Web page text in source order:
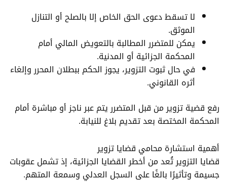
لا تسقط دعوى الحق الخاص إلا بالصلح أو التنازل
الموثق.
يمكن للمتضرر المطالبة بالتعويض المالي أمام
المحكمة الجزائية أو المدنية.
في حال ثبوت التزوير، يجوز الحكم ببطلان المحرر وإلغاء
أثره القانوني.
رفع قضية تزوير من قبل المتضرر يتم عبر ناجز أو مباشرة أمام
المحكمة المختصة بعد تقديم بلاغ للنيابة.
أهمية استشارة محامي قضايا تزوير
قضايا التزوير تُعد من أخطر القضايا الجزائية، إذ تشمل عقوبات
جسيمة وتأثيرًا بالغًا على السجل العدلي وسمعة المتهم.